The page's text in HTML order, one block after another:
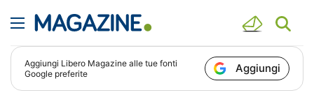
Aggiungi Libero Magazine alle tue fonti
Google preferite
Aggiungi